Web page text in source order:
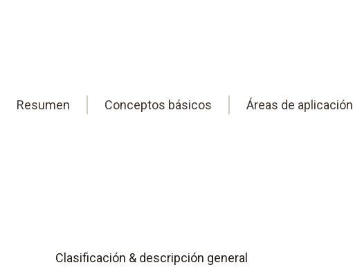
Resumen Conceptos básicos Áreas de aplicación
Clasificación & descripción general